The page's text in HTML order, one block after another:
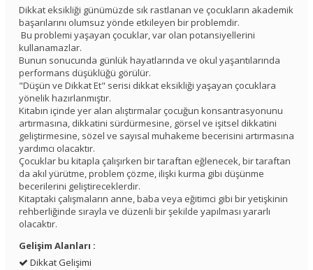
Dikkat eksikliği günümüzde sık rastlanan ve çocukların akademik
başarılarını olumsuz yönde etkileyen bir problemdir.
Bu problemi yaşayan çocuklar, var olan potansiyellerini
kullanamazlar.
Bunun sonucunda günlük hayatlarında ve okul yaşantılarında
performans düşüklüğü görülür.
"Düşün ve Dikkat Et" serisi dikkat eksikliği yaşayan çocuklara
yönelik hazırlanmıştır.
Kitabın içinde yer alan alıştırmalar çocuğun konsantrasyonunu
artırmasına, dikkatini sürdürmesine, görsel ve işitsel dikkatini
geliştirmesine, sözel ve sayısal muhakeme becerisini artırmasına
yardımcı olacaktır.
Çocuklar bu kitapla çalışırken bir taraftan eğlenecek, bir taraftan
da akıl yürütme, problem çözme, ilişki kurma gibi düşünme
becerilerini geliştireceklerdir.
Kitaptaki çalışmaların anne, baba veya eğitimci gibi bir yetişkinin
rehberliğinde sırayla ve düzenli bir şekilde yapılması yararlı
olacaktır.
Gelişim Alanları :
Dikkat Gelişimi